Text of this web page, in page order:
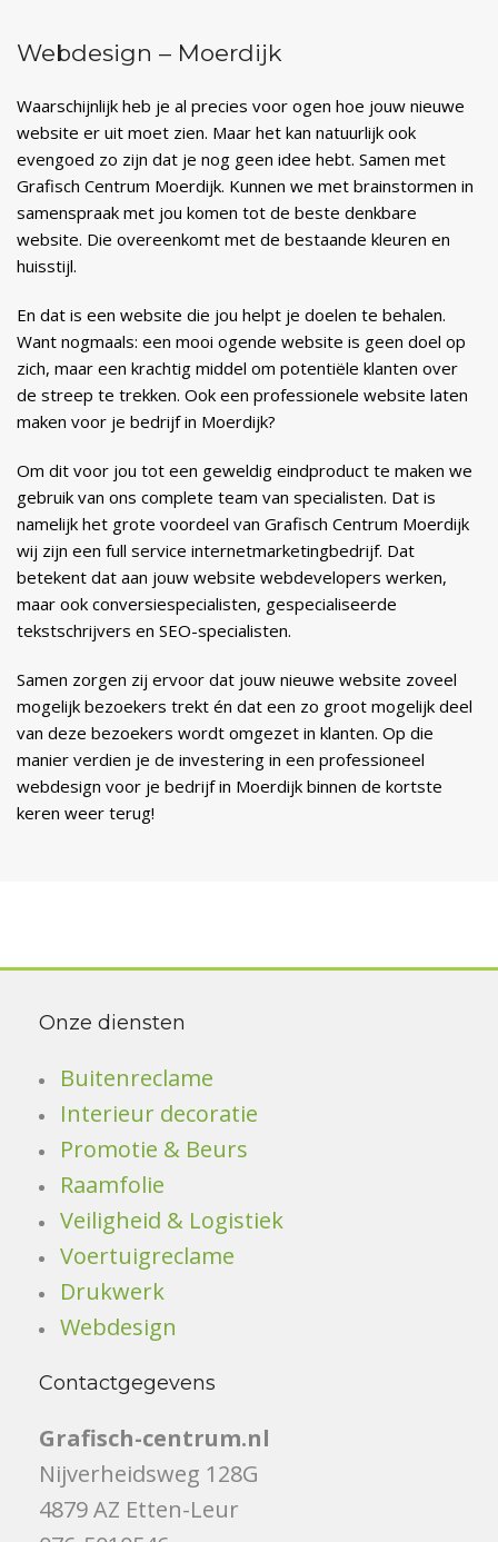
Webdesign – Moerdijk
Waarschijnlijk heb je al precies voor ogen hoe jouw nieuwe
website er uit moet zien. Maar het kan natuurlijk ook
evengoed zo zijn dat je nog geen idee hebt. Samen met
Grafisch Centrum Moerdijk. Kunnen we met brainstormen in
samenspraak met jou komen tot de beste denkbare
website. Die overeenkomt met de bestaande kleuren en
huisstijl.
En dat is een website die jou helpt je doelen te behalen.
Want nogmaals: een mooi ogende website is geen doel op
zich, maar een krachtig middel om potentiële klanten over
de streep te trekken. Ook een professionele website laten
maken voor je bedrijf in Moerdijk?
Om dit voor jou tot een geweldig eindproduct te maken we
gebruik van ons complete team van specialisten. Dat is
namelijk het grote voordeel van Grafisch Centrum Moerdijk
wij zijn een full service internetmarketingbedrijf. Dat
betekent dat aan jouw website webdevelopers werken,
maar ook conversiespecialisten, gespecialiseerde
tekstschrijvers en SEO-specialisten.
Samen zorgen zij ervoor dat jouw nieuwe website zoveel
mogelijk bezoekers trekt én dat een zo groot mogelijk deel
van deze bezoekers wordt omgezet in klanten. Op die
manier verdien je de investering in een professioneel
webdesign voor je bedrijf in Moerdijk binnen de kortste
keren weer terug!
Onze diensten
Buitenreclame
Interieur decoratie
Promotie & Beurs
Raamfolie
Veiligheid & Logistiek
Voertuigreclame
Drukwerk
Webdesign
Contactgegevens
Grafisch-centrum.nl
Nijverheidsweg 128G
4879 AZ Etten-Leur